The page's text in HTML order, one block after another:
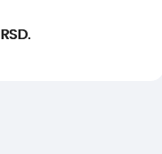
RSD.